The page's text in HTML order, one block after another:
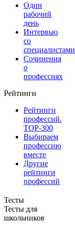
Один
рабочий
день
Интервью
со
специалистами
Сочинения
о
профессиях
Рейтинги
Рейтинги
профессий.
TOP-300
Выбираем
профессию
вместе
Другие
рейтинги
профессий
Тесты
Тесты для
школьников